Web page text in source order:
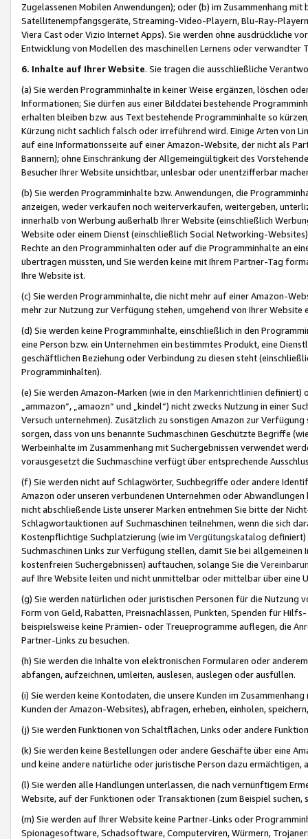
Zugelassenen Mobilen Anwendungen); oder (b) im Zusammenhang
Satellitenempfangsgeräte, Streaming-Video-Playern, Blu-Ray-
Viera Cast oder Vizio Internet Apps). Sie werden ohne ausdrückliche
Entwicklung von Modellen des maschinellen Lernens oder
6. Inhalte auf Ihrer Website. Sie tragen die ausschließliche
(a) Sie werden Programminhalte in keiner Weise ergänzen, löschen
Informationen; Sie dürfen aus einer Bilddatei bestehende
erhalten bleiben bzw. aus Text bestehende Programminhalte so
Kürzung nicht sachlich falsch oder irreführend wird. Einige Arten von
auf eine Informationsseite auf einer Amazon-Website, der nicht als
Bannern); ohne Einschränkung der Allgemeingültigkeit des
Besucher Ihrer Website unsichtbar, unlesbar oder unentzifferbar
(b) Sie werden Programminhalte bzw. Anwendungen, die
anzeigen, weder verkaufen noch weiterverkaufen, weitergeben,
innerhalb von Werbung außerhalb Ihrer Website (einschließlich
Website oder einem Dienst (einschließlich Social Networking-
Rechte an den Programminhalten oder auf die Programminhalte an
übertragen müssten, und Sie werden keine mit Ihrem Partner-Tag
Ihre Website ist.
(c) Sie werden Programminhalte, die nicht mehr auf einer Amazon-
mehr zur Nutzung zur Verfügung stehen, umgehend von Ihrer
(d) Sie werden keine Programminhalte, einschließlich in den
eine Person bzw. ein Unternehmen ein bestimmtes Produkt, eine
geschäftlichen Beziehung oder Verbindung zu diesen steht
Programminhalten).
(e) Sie werden Amazon-Marken (wie in den Markenrichtlinien definiert)
„ammazon“, „amaozn“ und „kindel“) nicht zwecks Nutzung in einer
Versuch unternehmen). Zusätzlich zu sonstigen Amazon zur
sorgen, dass von uns benannte Suchmaschinen Geschützte Begriffe
Werbeinhalte im Zusammenhang mit Suchergebnissen verwendet
vorausgesetzt die Suchmaschine verfügt über entsprechende
(f) Sie werden nicht auf Schlagwörter, Suchbegriffe oder andere
Amazon oder unseren verbundenen Unternehmen oder
nicht abschließende Liste unserer Marken entnehmen Sie bitte der
Schlagwortauktionen auf Suchmaschinen teilnehmen, wenn die sich
Kostenpflichtige Suchplatzierung (wie im Vergütungskatalog definiert)
Suchmaschinen Links zur Verfügung stellen, damit Sie bei
kostenfreien Suchergebnissen) auftauchen, solange Sie die
auf Ihre Website leiten und nicht unmittelbar oder mittelbar über eine
(g) Sie werden natürlichen oder juristischen Personen für die Nutzung
Form von Geld, Rabatten, Preisnachlässen, Punkten, Spenden für
beispielsweise keine Prämien- oder Treueprogramme auflegen, die
Partner-Links zu besuchen.
(h) Sie werden die Inhalte von elektronischen Formularen oder
abfangen, aufzeichnen, umleiten, auslesen, auslegen oder ausfüllen.
(i) Sie werden keine Kontodaten, die unsere Kunden im
Kunden der Amazon-Websites), abfragen, erheben, einholen,
(j) Sie werden Funktionen von Schaltflächen, Links oder andere
(k) Sie werden keine Bestellungen oder andere Geschäfte über eine
und keine andere natürliche oder juristische Person dazu
(l) Sie werden alle Handlungen unterlassen, die nach vernünftigem
Website, auf der Funktionen oder Transaktionen (zum Beispiel
(m) Sie werden auf Ihrer Website keine Partner-Links oder
Spionagesoftware, Schadsoftware, Computerviren, Würmern,